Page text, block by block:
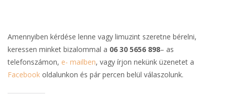
Amennyiben kérdése lenne vagy limuzint szeretne bérelni,
keressen minket bizalommal a 06 30 5656 898– as
telefonszámon, e- mailben, vagy írjon nekünk üzenetet a
Facebook oldalunkon és pár percen belül válaszolunk.